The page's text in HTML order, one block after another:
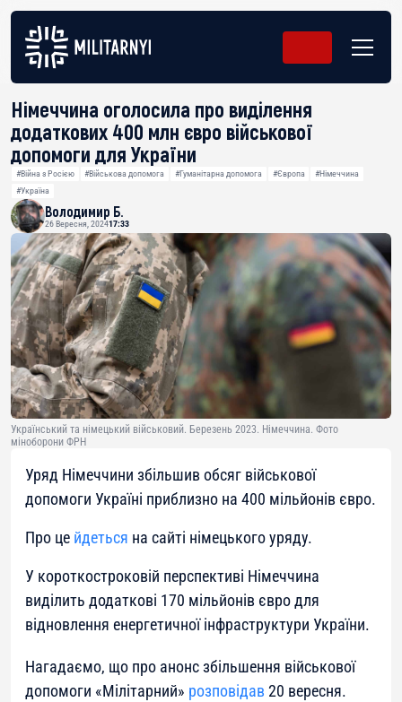
Німеччина оголосила про виділення
додаткових 400 млн євро військової
допомоги для України
#Війна з Росією #Військова допомога #Гуманітарна допомога #Європа
#Німеччина
#Україна
Володимир Б.
26 Вересня, 202417:33
Український та німецький військовий. Березень 2023. Німеччина. Фото
міноборони ФРН
Уряд Німеччини збільшив обсяг військової
допомоги Україні приблизно на 400 мільйонів євро.
Про це йдеться на сайті німецького уряду.
У короткостроковій перспективі Німеччина
виділить додаткові 170 мільйонів євро для
відновлення енергетичної інфраструктури України.
Нагадаємо, що про анонс збільшення військової
допомоги «Мілітарний» розповідав 20 вересня.